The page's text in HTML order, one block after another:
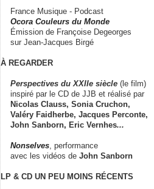
France Musique - Podcast
Ocora Couleurs du Monde
Émission de Françoise Degeorges
sur Jean-Jacques Birgé
À REGARDER
Perspectives du XXIIe siècle (le film)
inspiré par le CD de JJB et réalisé par
Nicolas Clauss, Sonia Cruchon,
Valéry Faidherbe, Jacques Perconte,
John Sanborn, Eric Vernhes...
Nonselves , performance
avec les vidéos de John Sanborn
LP & CD UN PEU MOINS RÉCENTS